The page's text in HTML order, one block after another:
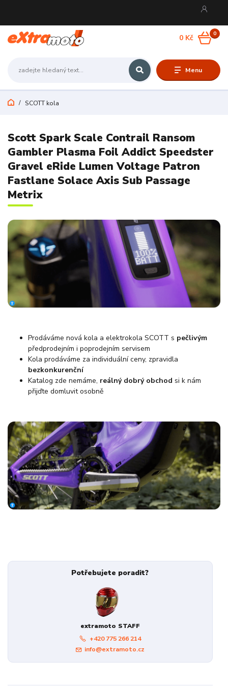
Menu
0
0 Kč
SCOTT kola
Scott Spark Scale Contrail Ransom
Gambler Plasma Foil Addict Speedster
Gravel eRide Lumen Voltage Patron
Fastlane Solace Axis Sub Passage
Metrix
Prodáváme nová kola a elektrokola SCOTT s pečlivým
předprodejním i poprodejním servisem
Kola prodáváme za individuální ceny, zpravidla
bezkonkurenční
Katalog zde nemáme, reálný dobrý obchod si k nám
přijďte domluvit osobně
Potřebujete poradit?
extramoto STAFF
+420 775 266 214
info@extramoto.cz